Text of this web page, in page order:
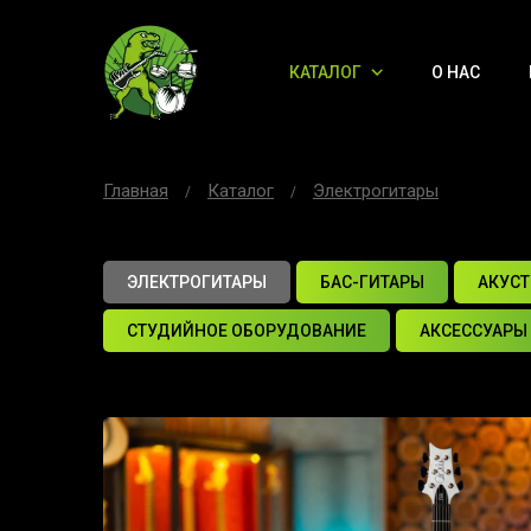
КАТАЛОГ О НАС
Главная Каталог Электрогитары
ЭЛЕКТРОГИТАРЫ БАС-ГИТАРЫ
СТУДИЙНОЕ ОБОРУДОВАНИЕ АКСЕССУАРЫ